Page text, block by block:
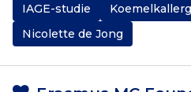
IAGE-studie
Nicolette de Jong